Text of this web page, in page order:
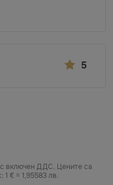
5
включен ДДС. Цените са
€ = 1,95583 лв.